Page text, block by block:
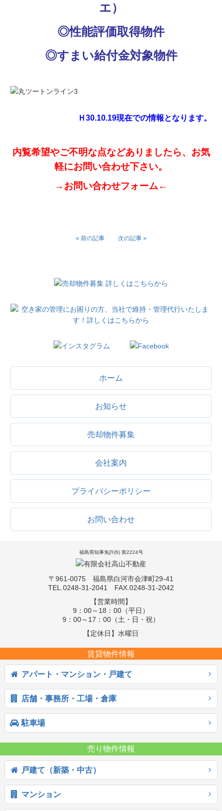
エ）
◎性能評価取得物件
◎すまい給付金対象物件
Ｈ30.10.19現在での情報となります。
内覧希望やご不明な点などありましたら、お気
軽にお問い合わせ下さい。
→お問い合わせフォーム←
« 前の記事 次の記事 »
ホーム
お知らせ
売却物件募集
会社案内
プライバシーポリシー
お問い合わせ
福島県知事免許(6) 第2224号
〒961-0075 福島県白河市会津町29-41
TEL.0248-31-2041 FAX.0248-31-2042
【営業時間】
9：00～18：00（平日）
9：00～17：00（土・日・祝）
【定休日】水曜日
賃貸物件情報
アパート・マンション・戸建て
店舗・事務所・工場・倉庫
駐車場
売り物件情報
戸建て（新築・中古）
マンション